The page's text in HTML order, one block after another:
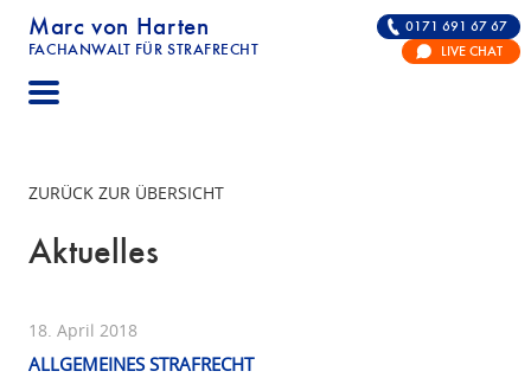
Marc von Harten
FACHANWALT FÜR STRAFRECHT
STRAFRECHT | RECHTSANWALT FÜR DIE
0171 691 67 67
LIVE CHAT
ZURÜCK ZUR ÜBERSICHT
Aktuelles
18. April 2018
ALLGEMEINES STRAFRECHT